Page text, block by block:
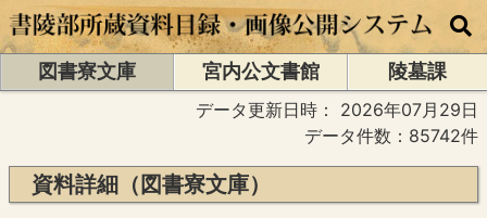
図書寮文庫 宮内公文書館
陵墓課
データ更新日時： 2026年07月29日
データ件数：85742件
資料詳細（図書寮文庫）